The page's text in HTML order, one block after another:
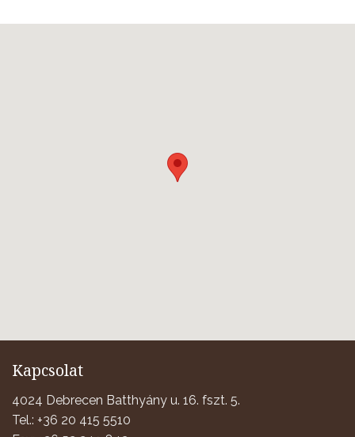
Kapcsolat
4024 Debrecen Batthyány u. 16. fszt. 5.
Tel.: +36 20 415 5510